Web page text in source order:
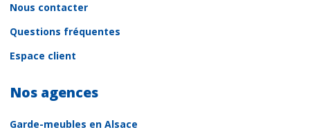
Nous contacter
Questions fréquentes
Espace client
Nos agences
Garde-meubles en Alsace